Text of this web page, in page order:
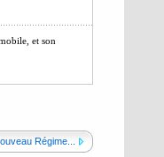
et son
Régime...